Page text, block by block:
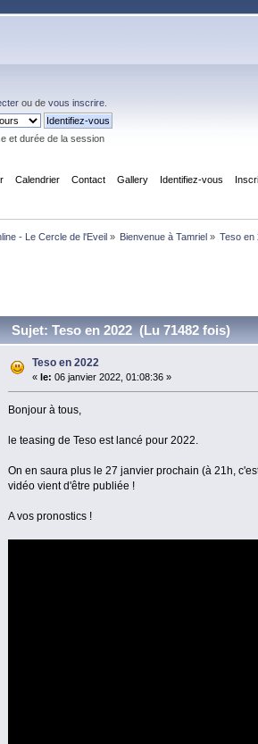
ou devous inscrire
et durée de la session
Calendrier Contact Gallery Identifiez-vous
- Le Cercle de l'Eveil» Bienvenue à Tamriel » Teso en
Sujet: Teso en 2022 (Lu 71482 fois)
Teso en 2022
« le: 06 janvier 2022, 01:08:36 »
Bonjour à tous,
le teasing de Teso est lancé pour 2022.
On en saura plus le 27 janvier prochain (à 21h,
vidéo vient d'être publiée !
A vos pronostics !